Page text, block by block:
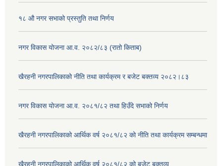
१८ औ नगर सभाको प्रस्तुति तथा निर्णय
नगर विकास योजना आ.व. २०८२/८३ (रातो किताब)
खैरहनी नगरपालिकाको नीति तथा कार्यक्रम र बजेट बक्तव्य २०८२।८३
नगर विकास योजना आ.व. २०८१/८२ तथा हिउँदे सभाको निर्णय
खैरहनी नगरपालिकाको आर्थिक वर्ष २०८१/८२ को नीति तथा कार्यक्रम सम्बन्धमा
खैरहनी नगरपालिकाको आर्थिक वर्ष २०८१/८२ को बजेट बक्तव्य